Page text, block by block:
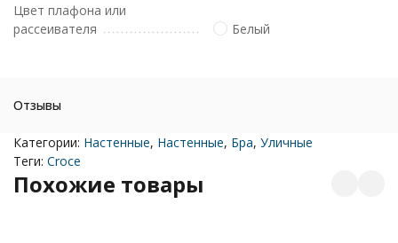
Цвет плафона или
рассеивателя
Белый
Отзывы
Категории: Настенные, Настенные, Бра, Уличные
Теги: Croce
Похожие товары